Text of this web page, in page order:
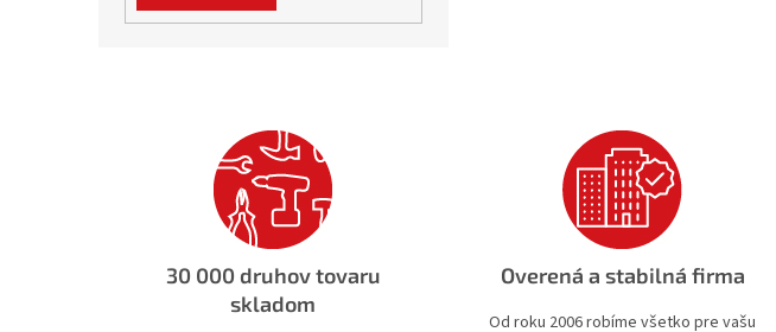
30 000 druhov tovaru
skladom
Overená a stabilná firma
Od roku 2006 robíme všetko pre vašu